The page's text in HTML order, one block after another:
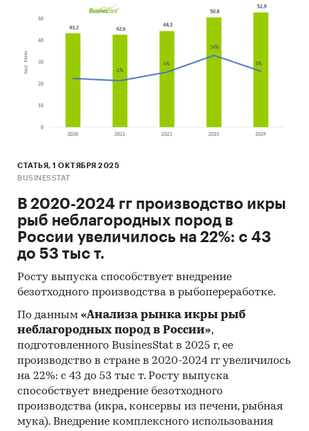
СТАТЬЯ, 1 ОКТЯБРЯ 2025
BUSINESSTAT
В 2020-2024 гг производство икры
рыб неблагородных пород в
России увеличилось на 22%: с 43
до 53 тыс т.
Росту выпуска способствует внедрение
безотходного производства в рыбопереработке.
По данным «Анализа рынка икры рыб
неблагородных пород в России»,
подготовленного BusinesStat в 2025 г, ее
производство в стране в 2020-2024 гг увеличилось
на 22%: с 43 до 53 тыс т. Росту выпуска
способствует внедрение безотходного
производства (икра, консервы из печени, рыбная
мука). Внедрение комплексного использования